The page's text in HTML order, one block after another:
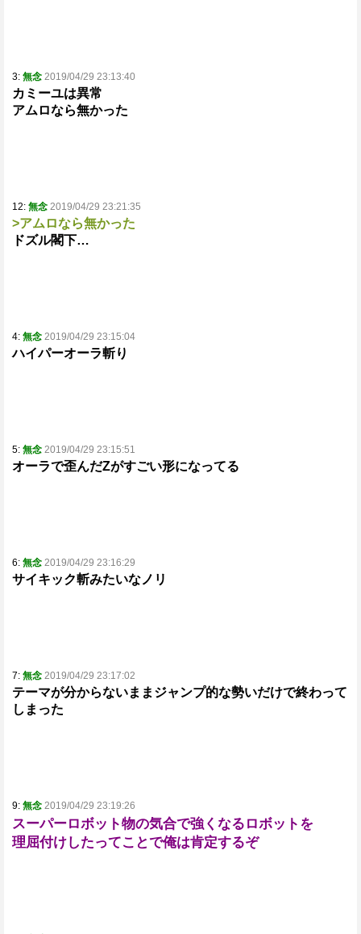
3: 無念 2019/04/29 23:13:40
カミーユは異常
アムロなら無かった
12: 無念 2019/04/29 23:21:35
>アムロなら無かった
ドズル閣下…
4: 無念 2019/04/29 23:15:04
ハイパーオーラ斬り
5: 無念 2019/04/29 23:15:51
オーラで歪んだΖがすごい形になってる
6: 無念 2019/04/29 23:16:29
サイキック斬みたいなノリ
7: 無念 2019/04/29 23:17:02
テーマが分からないままジャンプ的な勢いだけで終わって
しまった
9: 無念 2019/04/29 23:19:26
スーパーロボット物の気合で強くなるロボットを
理屈付けしたってことで俺は肯定するぞ